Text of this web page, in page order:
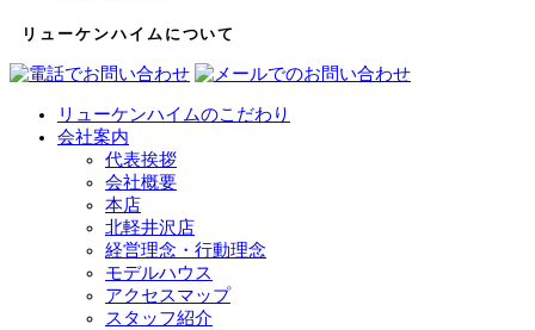
リューケンハイムについて
リューケンハイムのこだわり
会社案内
代表挨拶
会社概要
本店
北軽井沢店
経営理念・行動理念
モデルハウス
アクセスマップ
スタッフ紹介